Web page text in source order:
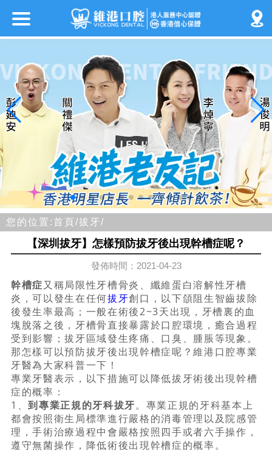
您的位置:首頁/拔牙/
【深圳拔牙】怎樣預防拔牙後出現幹槽症呢？
發佈時間：2021-04-23
幹槽症又稱局限性牙槽骨炎、纖維蛋白溶解性牙槽
炎，可以發生在任何拔牙創口，以下頜阻生智齒拔除
後發生率最高；一般在術後2~3天出現，牙槽裏的血
塊脫落之後，牙槽骨直接暴露於口腔環境，癒合過程
受到影響；拔牙區域發生疼痛、口臭、腫脹等現象。
那怎樣可以預防拔牙後出現幹槽症呢？維港口腔專業
牙醫為大家科普一下！
專業牙醫表示，以下措施可以降低拔牙術後出現幹槽
症的概率：
1、到專業正規的牙科拔牙。專業正規的牙科基本上
都會按照衛生局標準進行嚴格的消毒管理以及院感管
理，手術治療過程中會嚴格按照四手或者六手操作，
遵守無菌操作，降低術後出現幹槽症的概率。